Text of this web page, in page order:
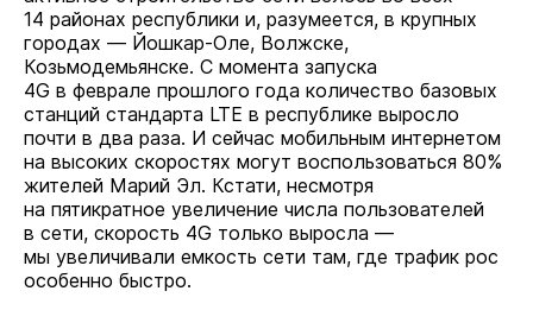
14 районах республики и, разумеется, в крупных
городах — Йошкар-Оле, Волжске,
Козьмодемьянске. С момента запуска
4G в феврале прошлого года количество базовых
станций стандарта LTE в республике выросло
почти в два раза. И сейчас мобильным интернетом
на высоких скоростях могут воспользоваться 80%
жителей Марий Эл. Кстати, несмотря
на пятикратное увеличение числа пользователей
в сети, скорость 4G только выросла —
мы увеличивали емкость сети там, где трафик рос
особенно быстро.